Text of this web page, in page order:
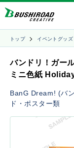
トップ イベントグッズ
バンドリ！ガー
ミニ色紙
BanG Dream! (バ
ド・ポスター類